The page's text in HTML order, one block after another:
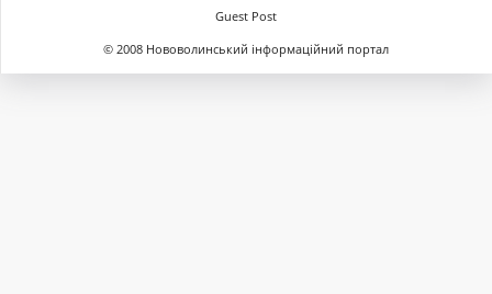
Guest Post
© 2008 Нововолинський інформаційний портал